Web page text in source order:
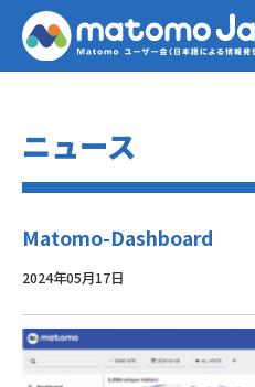
Home»
ウェブサイトのKPIとは（10
法）»Matomo-Dashboard
ニュース
Matomo-Dashboard
2024年05月17日